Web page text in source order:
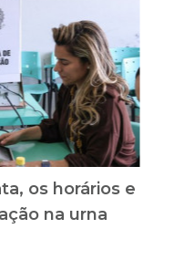
os horários e
na urna